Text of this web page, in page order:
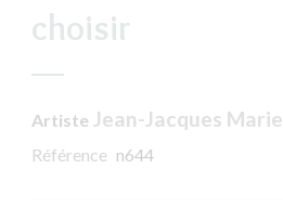
choisir
Artiste Jean-Jacques Marie
Référence n644